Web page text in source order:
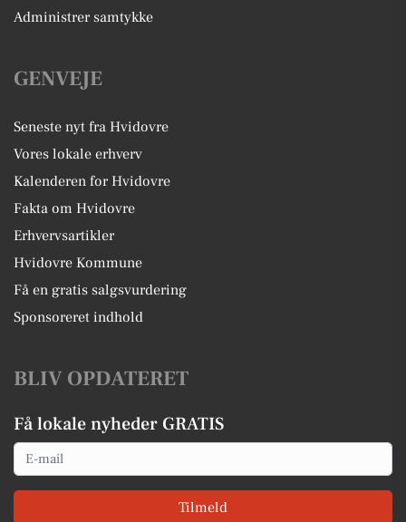
Administrer samtykke
GENVEJE
Seneste nyt fra Hvidovre
Vores lokale erhverv
Kalenderen for Hvidovre
Fakta om Hvidovre
Erhvervsartikler
Hvidovre Kommune
Få en gratis salgsvurdering
Sponsoreret indhold
BLIV OPDATERET
Få lokale nyheder GRATIS
Email
Tilmeld